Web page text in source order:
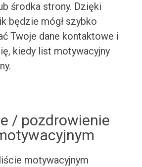
środka strony. Dzięki
będzie mógł szybko
Twoje dane kontaktowe i
kiedy list motywacyjny
/ pozdrowienie
motywacyjnym